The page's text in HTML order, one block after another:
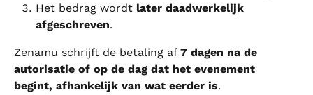
Het bedrag wordt later daadwerkelijk
afgeschreven.
Zenamu schrijft de betaling af 7 dagen na de
autorisatie of op de dag dat het evenement
begint, afhankelijk van wat eerder is.